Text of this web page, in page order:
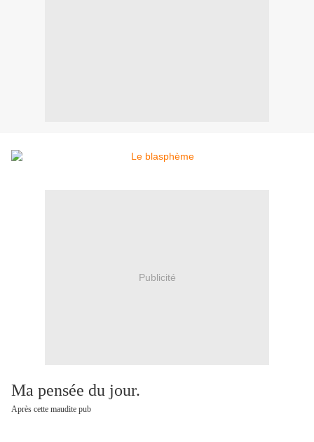
Publicité
Ma pensée du jour.
Après cette maudite pub